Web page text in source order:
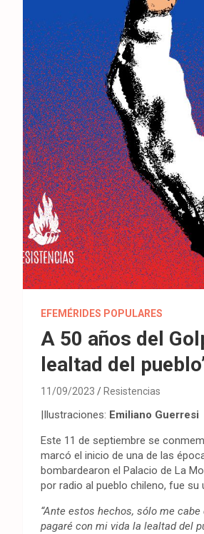
EFEMÉRIDES POPULARES
A 50 años del
lealtad del
11/09/2023 Resistencias
|Ilustraciones: Emiliano Guerresi
Este 11 de septiembre se
marcó el inicio de una de las
bombardearon el Palacio de La
por radio al pueblo chileno, fue su
“Ante estos hechos, sólo me
pagaré con mi vida la lealtad del